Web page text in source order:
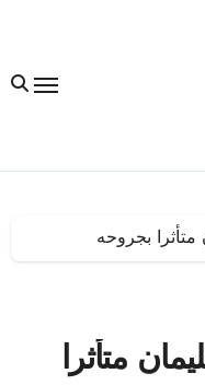
بجروحه
متأثرا